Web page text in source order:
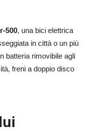
500, una bici elettrica
in città o un più
batteria rimovibile agli
freni a doppio disco